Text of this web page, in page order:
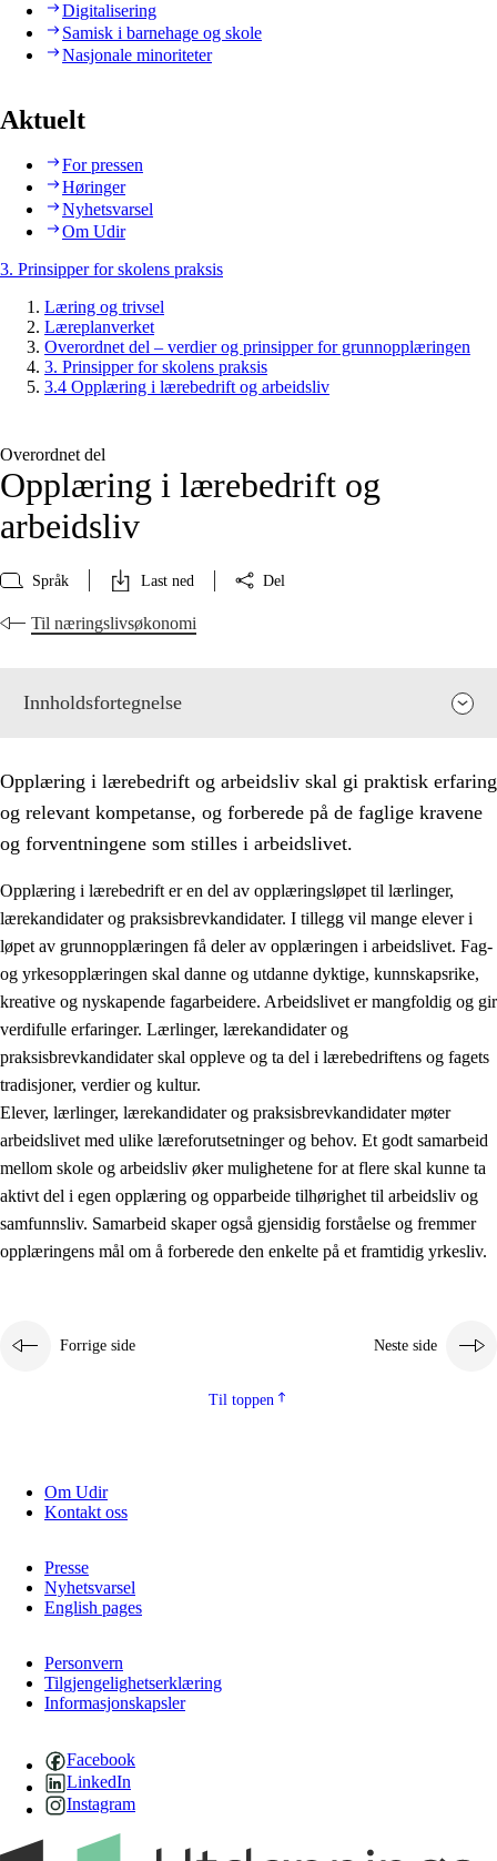
Digitalisering
Samisk i barnehage og skole
Nasjonale minoriteter
Aktuelt
For pressen
Høringer
Nyhetsvarsel
Om Udir
3. Prinsipper for skolens praksis
Læring og trivsel
Læreplanverket
Overordnet del – verdier og prinsipper for grunnopplæringen
3. Prinsipper for skolens praksis
3.4 Opplæring i lærebedrift og arbeidsliv
Overordnet del
Opplæring i lærebedrift og
arbeidsliv
Språk Last ned Del
Til næringslivsøkonomi
Innholdsfortegnelse
3. Prinsipper for skolens praksis
3.1 Et inkluderende læringsmiljø
3.2 Undervisning og tilpasset opplæring
3.3 Samarbeid mellom hjem og skole
3.5 Profesjonsfellesskap og skoleutvikling
Opplæring i lærebedrift og arbeidsliv skal gi praktisk erfaring
og relevant kompetanse, og forberede på de faglige kravene
og forventningene som stilles i arbeidslivet.
Opplæring i lærebedrift er en del av opplæringsløpet til lærlinger,
lærekandidater og praksisbrevkandidater. I tillegg vil mange elever i
løpet av grunnopplæringen få deler av opplæringen i arbeidslivet. Fag-
og yrkesopplæringen skal danne og utdanne dyktige, kunnskapsrike,
kreative og nyskapende fagarbeidere. Arbeidslivet er mangfoldig og gir
verdifulle erfaringer. Lærlinger, lærekandidater og
praksisbrevkandidater skal oppleve og ta del i lærebedriftens og fagets
tradisjoner, verdier og kultur.
Elever, lærlinger, lærekandidater og praksisbrevkandidater møter
arbeidslivet med ulike læreforutsetninger og behov. Et godt samarbeid
mellom skole og arbeidsliv øker mulighetene for at flere skal kunne ta
aktivt del i egen opplæring og opparbeide tilhørighet til arbeidsliv og
samfunnsliv. Samarbeid skaper også gjensidig forståelse og fremmer
opplæringens mål om å forberede den enkelte på et framtidig yrkesliv.
Forrige side Neste side
Til toppen
Om Udir
Kontakt oss
Presse
Nyhetsvarsel
English pages
Personvern
Tilgjengelighetserklæring
Informasjonskapsler
Facebook
LinkedIn
Instagram